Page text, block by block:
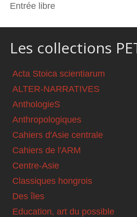
Entrée libre
Les collections
Acta Stoica scientiarum
ALTER-NARRATIVES
AnthologieS
Anthropologiques
Cahiers d'Asie centrale
Cahiers de l'ARM
Centre-Asie
Classiques hongrois
Des îles
Education, art du possible